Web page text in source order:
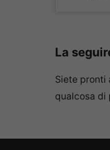
La
Siete pronti
qualcosa di